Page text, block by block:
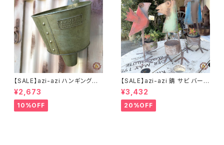
【SALE】azi-azi ハンギングブ
リキ漏斗プランターB
¥2,673
10%OFF
【SALE】azi-azi 錆 サビ バード
メタルプランター
¥3,432
20%OFF